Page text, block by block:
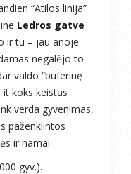
“Atilos linija”
Ledros gatve
ir tu – jau anoje
negalėjo to
valdo “buferinę
koks keistas
verda gyvenimas,
paženklintos
ir namai.
gyv.).